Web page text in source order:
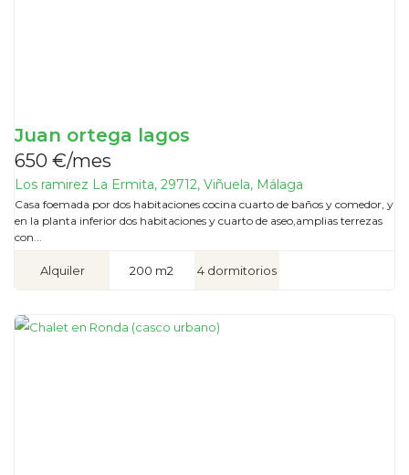
Juan ortega lagos
650 €/mes
Los ramirez La Ermita, 29712, Viñuela, Málaga
Casa foemada por dos habitaciones cocina cuarto de baños y comedor, y
en la planta inferior dos habitaciones y cuarto de aseo,amplias terrezas
con...
Alquiler 200 m2 4 dormitorios